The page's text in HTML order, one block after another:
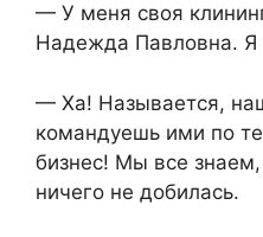
— У меня своя
Надежда Павловна. Я
— Ха! Называется,
командуешь ими по
бизнес! Мы все
ничего не добилась.